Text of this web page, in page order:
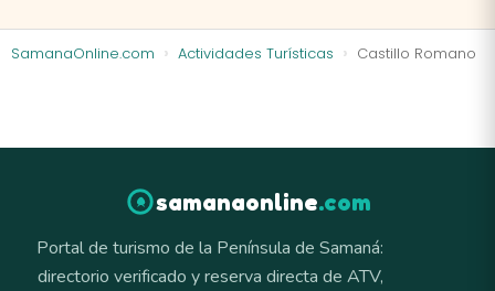
SamanaOnline.com Actividades Turísticas Castillo Romano
samanaonline.com
Portal de turismo de la Península de Samaná:
directorio verificado y reserva directa de ATV,